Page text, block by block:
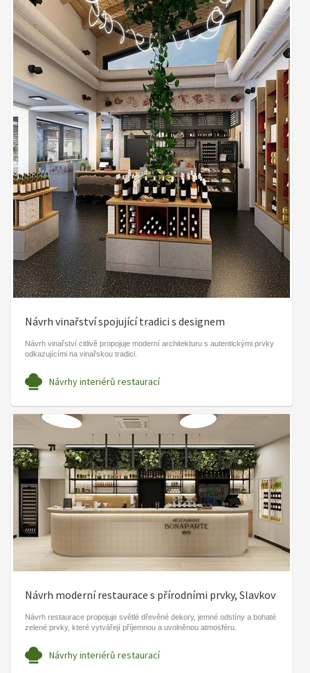
Návrh vinařství spojující tradici s designem
Návrh vinařství citlivě propojuje moderní architekturu s autentickými prvky
odkazujícími na vinařskou tradici.
Návrhy interiérů restaurací
Návrh moderní restaurace s přírodními prvky, Slavkov
Návrh restaurace propojuje světlé dřevěné dekory, jemné odstíny a bohaté
zelené prvky, které vytvářejí příjemnou a uvolněnou atmosféru.
Návrhy interiérů restaurací